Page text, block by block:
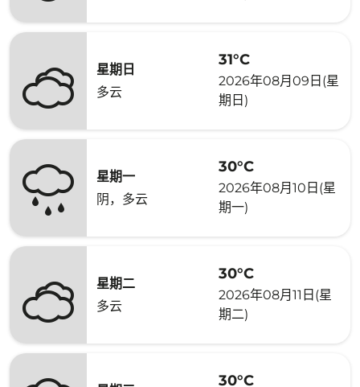
星期日
多云
31°C
2026年08月09日(星
期日)
星期一
阴，多云
30°C
2026年08月10日(星
期一)
星期二
多云
30°C
2026年08月11日(星
期二)
30°C